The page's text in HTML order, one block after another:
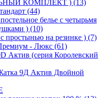
КОМПЛЕКТ ) (13)
(44)
белье с четырьмя
) (10)
простынью на резинке ) (7)
- Люкс (61)
Актив (серия Королевский
9Д Актив Двойной